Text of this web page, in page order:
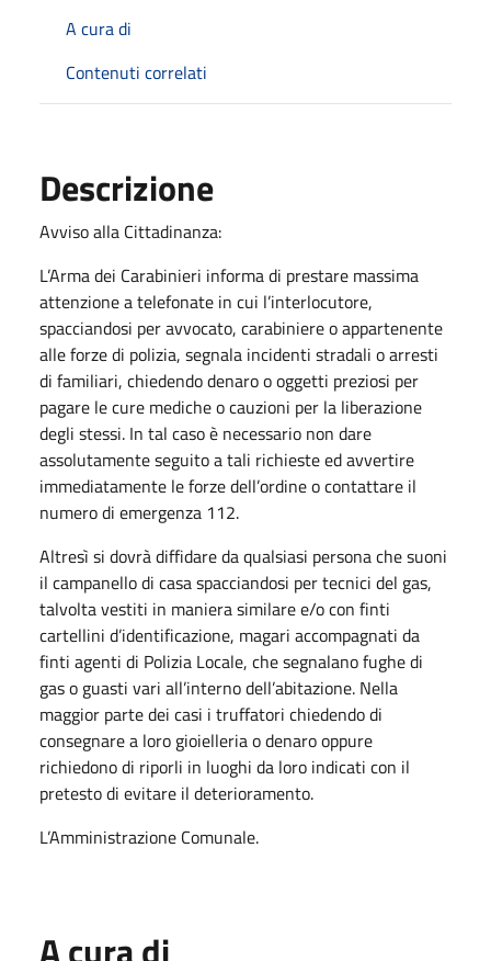
A cura di
Contenuti correlati
Descrizione
Avviso alla Cittadinanza:
L’Arma dei Carabinieri informa di prestare massima
attenzione a telefonate in cui l’interlocutore,
spacciandosi per avvocato, carabiniere o appartenente
alle forze di polizia, segnala incidenti stradali o arresti
di familiari, chiedendo denaro o oggetti preziosi per
pagare le cure mediche o cauzioni per la liberazione
degli stessi. In tal caso è necessario non dare
assolutamente seguito a tali richieste ed avvertire
immediatamente le forze dell’ordine o contattare il
numero di emergenza 112.
Altresì si dovrà diffidare da qualsiasi persona che suoni
il campanello di casa spacciandosi per tecnici del gas,
talvolta vestiti in maniera similare e/o con finti
cartellini d’identificazione, magari accompagnati da
finti agenti di Polizia Locale, che segnalano fughe di
gas o guasti vari all’interno dell’abitazione. Nella
maggior parte dei casi i truffatori chiedendo di
consegnare a loro gioielleria o denaro oppure
richiedono di riporli in luoghi da loro indicati con il
pretesto di evitare il deterioramento.
L’Amministrazione Comunale.